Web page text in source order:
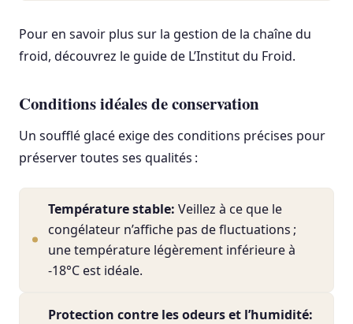
Pour en savoir plus sur la gestion de la chaîne du
froid, découvrez le guide de L’Institut du Froid.
Conditions idéales de conservation
Un soufflé glacé exige des conditions précises pour
préserver toutes ses qualités :
Température stable: Veillez à ce que le
congélateur n’affiche pas de fluctuations ;
une température légèrement inférieure à
-18°C est idéale.
Protection contre les odeurs et l’humidité: